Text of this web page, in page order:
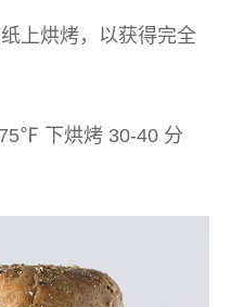
上烘烤，以获得完全
下烘烤 30-40 分